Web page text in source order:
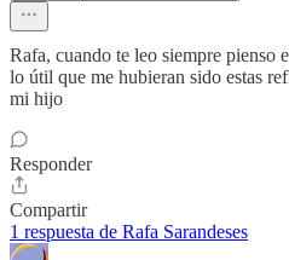
Rafa, cuando te leo siempre pienso
lo útil que me hubieran sido estas
mi hijo
Responder
Compartir
1 respuesta de Rafa Sarandeses